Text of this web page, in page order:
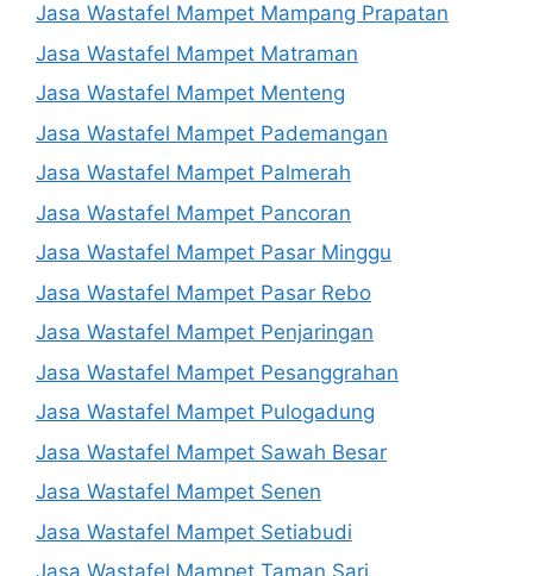
Jasa Wastafel Mampet Mampang Prapatan
Jasa Wastafel Mampet Matraman
Jasa Wastafel Mampet Menteng
Jasa Wastafel Mampet Pademangan
Jasa Wastafel Mampet Palmerah
Jasa Wastafel Mampet Pancoran
Jasa Wastafel Mampet Pasar Minggu
Jasa Wastafel Mampet Pasar Rebo
Jasa Wastafel Mampet Penjaringan
Jasa Wastafel Mampet Pesanggrahan
Jasa Wastafel Mampet Pulogadung
Jasa Wastafel Mampet Sawah Besar
Jasa Wastafel Mampet Senen
Jasa Wastafel Mampet Setiabudi
Jasa Wastafel Mampet Taman Sari